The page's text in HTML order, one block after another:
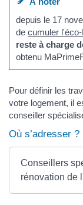
depuis le 17
decumuler
reste à charge
obtenu
Pour définir les
votre logement, il
conseiller
Où s’adresser ?
Conseillers
rénovation de